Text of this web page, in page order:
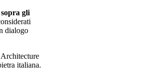
sopra gli
dialogo
italiana.